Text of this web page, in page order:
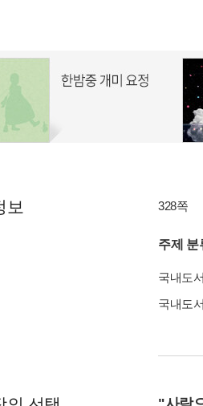
보 328쪽
주제 분
국내도
국내도